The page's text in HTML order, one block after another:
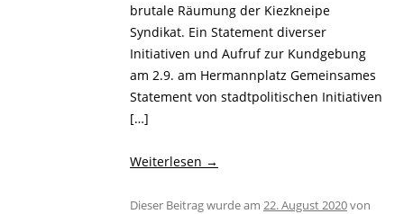
brutale Räumung der Kiezkneipe
Syndikat. Ein Statement diverser
Initiativen und Aufruf zur Kundgebung
am 2.9. am Hermannplatz Gemeinsames
Statement von stadtpolitischen Initiativen
[…]
Weiterlesen →
Dieser Beitrag wurde am 22. August 2020von